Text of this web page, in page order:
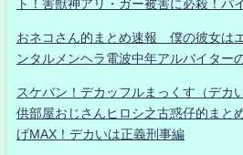
ト！害獣神アリ・ガー被害に必殺！パ
おネコさん的まとめ速報 僕の彼女は
ンタルメンヘラ電波中年アルバイター
スケバン！デカッフルまっくす（デカ
供部屋おじさんヒロシ之古惑仔的まと
げMAX！デカいは正義刑事編